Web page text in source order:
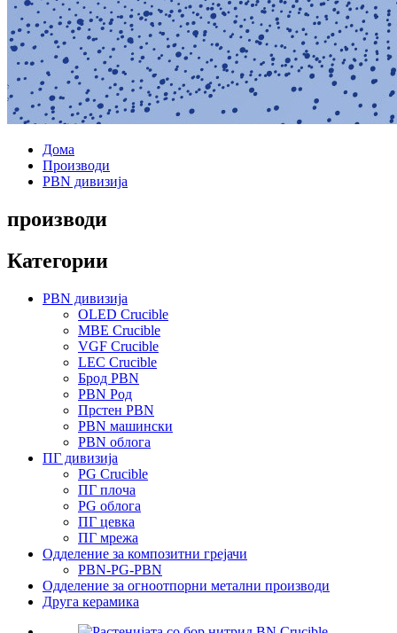
Дома
Производи
PBN дивизија
производи
Категории
PBN дивизија
OLED Crucible
MBE Crucible
VGF Crucible
LEC Crucible
Брод PBN
PBN Род
Прстен PBN
PBN машински
PBN облога
ПГ дивизија
PG Crucible
ПГ плоча
PG облога
ПГ цевка
ПГ мрежа
Одделение за композитни грејачи
PBN-PG-PBN
Одделение за огноотпорни метални производи
Друга керамика